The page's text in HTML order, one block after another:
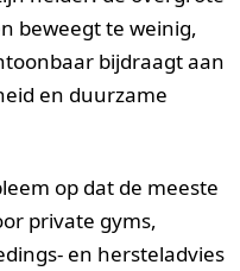
beweegt te weinig,
bijdraagt aan
en duurzame
op dat de meeste
private gyms,
en hersteladvies